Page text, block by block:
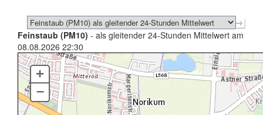
Feinstaub (PM10) - als gleitender 24-Stunden Mittelwert am
08.08.2026 22:30
+
–